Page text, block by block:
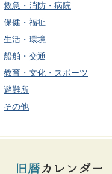
救急・消防・病院
保健・福祉
生活・環境
船舶・交通
教育・文化・スポーツ
避難所
その他